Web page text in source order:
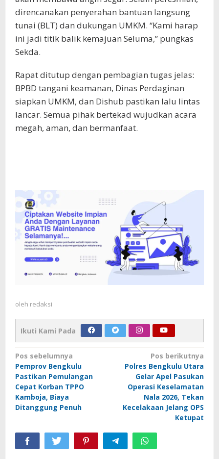
direncanakan penyerahan bantuan langsung
tunai (BLT) dan dukungan UMKM. “Kami harap
ini jadi titik balik kemajuan Seluma,” pungkas
Sekda.
Rapat ditutup dengan pembagian tugas jelas:
BPBD tangani keamanan, Dinas Perdaginan
siapkan UMKM, dan Dishub pastikan lalu lintas
lancar. Semua pihak bertekad wujudkan acara
megah, aman, dan bermanfaat.
oleh redaksi
Ikuti Kami Pada
Navigasi
pos
Pos sebelumnya
Pemprov Bengkulu
Pastikan Pemulangan
Cepat Korban TPPO
Kamboja, Biaya
Ditanggung Penuh
Pos berikutnya
Polres Bengkulu Utara
Gelar Apel Pasukan
Operasi Keselamatan
Nala 2026, Tekan
Kecelakaan Jelang OPS
Ketupat